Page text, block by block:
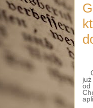
od